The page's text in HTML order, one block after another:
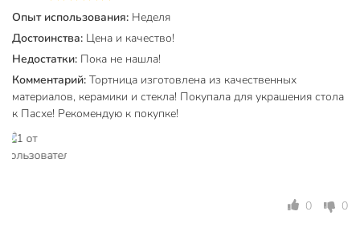
Опыт использования: Неделя
Достоинства: Цена и качество!
Недостатки: Пока не нашла!
Комментарий: Тортница изготовлена из качественных
материалов, керамики и стекла! Покупала для украшения стола
к Пасхе! Рекомендую к покупке!
0 0